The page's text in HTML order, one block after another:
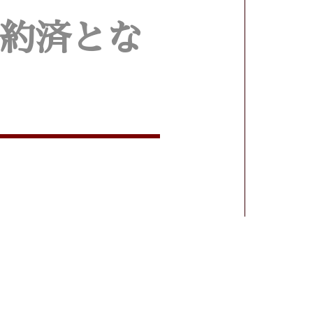
済とな